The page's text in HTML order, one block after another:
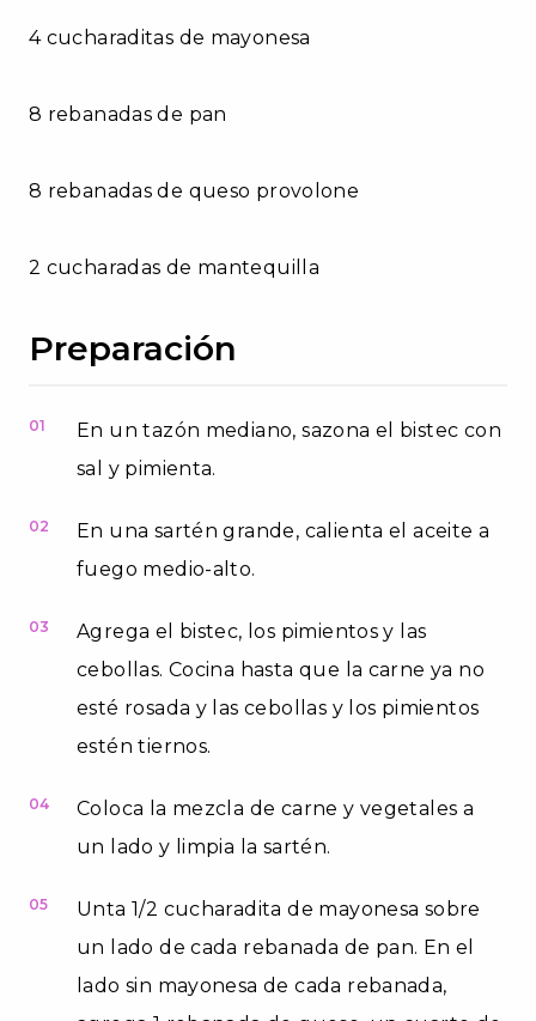
4 cucharaditas de mayonesa
8 rebanadas de pan
8 rebanadas de queso provolone
2 cucharadas de mantequilla
Preparación
01
En un tazón mediano, sazona el bistec con
sal y pimienta.
02
En una sartén grande, calienta el aceite a
fuego medio-alto.
03
Agrega el bistec, los pimientos y las
cebollas. Cocina hasta que la carne ya no
esté rosada y las cebollas y los pimientos
estén tiernos.
04
Coloca la mezcla de carne y vegetales a
un lado y limpia la sartén.
05
Unta 1/2 cucharadita de mayonesa sobre
un lado de cada rebanada de pan. En el
lado sin mayonesa de cada rebanada,